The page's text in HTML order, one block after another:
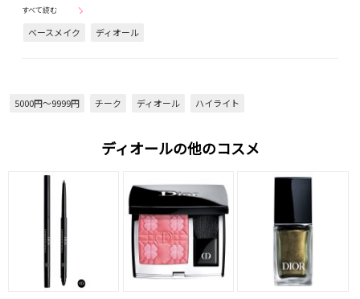
すべて読む
ベースメイク ディオール
5000円～9999円 チーク ディオール ハイライト
ディオールの他のコスメ